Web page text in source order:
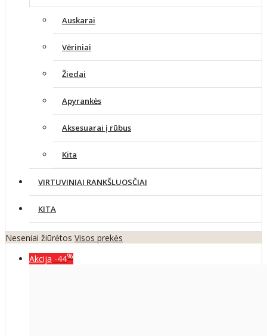
Auskarai
Vėriniai
Žiedai
Apyrankės
Aksesuarai į rūbus
Kita
VIRTUVINIAI RANKŠLUOSČIAI
KITA
Neseniai žiūrėtos Visos prekės
Akcija -44%